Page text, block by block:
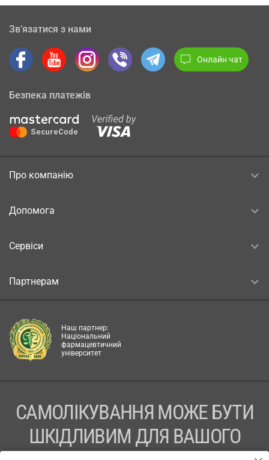
Зв’язатися з нами
Онлайн чат
Безпека платежів
Про компанію
Допомога
Сервіси
Партнерам
Наш партнер:
Національний
фармацевтичний
університет
САМОЛІКУВАННЯ МОЖЕ БУТИ
ШКІДЛИВИМ ДЛЯ ВАШОГО